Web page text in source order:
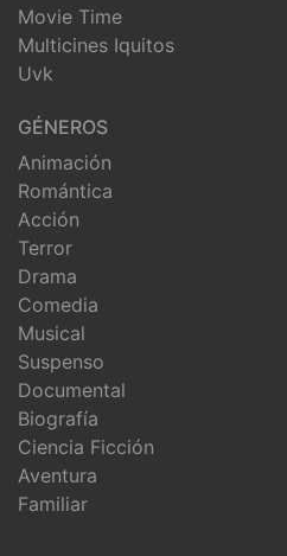
Movie Time
Multicines Iquitos
Uvk
GÉNEROS
Animación
Romántica
Acción
Terror
Drama
Comedia
Musical
Suspenso
Documental
Biografía
Ciencia Ficción
Aventura
Familiar